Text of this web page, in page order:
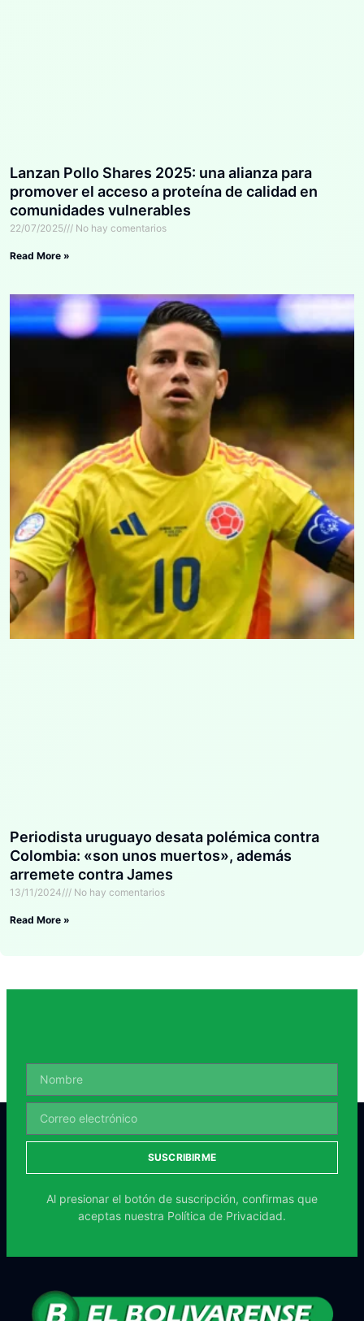
Lanzan Pollo Shares 2025: una alianza para
promover el acceso a proteína de calidad en
comunidades vulnerables
22/07/2025 No hay comentarios
Read More »
Periodista uruguayo desata polémica contra
Colombia: «son unos muertos», además
arremete contra James
13/11/2024 No hay comentarios
Read More »
SUSCRIBIRME
Al presionar el botón de suscripción, confirmas que
aceptas nuestra Política de Privacidad.